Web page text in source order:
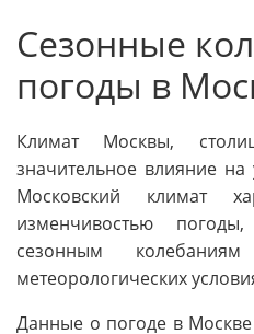
Сезонные
погоды в
Климат Москвы,
значительное влияние
Московский климат
изменчивостью
сезонным
метеорологических
Данные о погоде в